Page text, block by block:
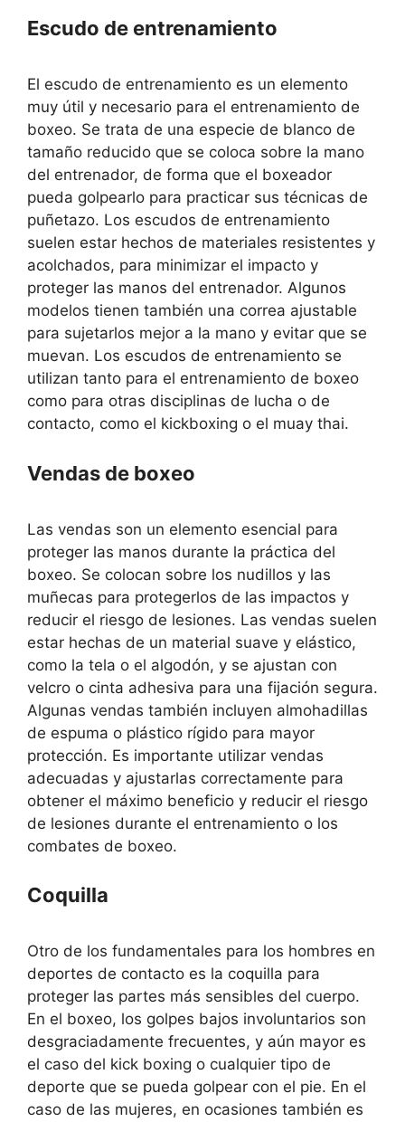
Escudo de entrenamiento
El escudo de entrenamiento es un elemento
muy útil y necesario para el entrenamiento de
boxeo. Se trata de una especie de blanco de
tamaño reducido que se coloca sobre la mano
del entrenador, de forma que el boxeador
pueda golpearlo para practicar sus técnicas de
puñetazo. Los escudos de entrenamiento
suelen estar hechos de materiales resistentes y
acolchados, para minimizar el impacto y
proteger las manos del entrenador. Algunos
modelos tienen también una correa ajustable
para sujetarlos mejor a la mano y evitar que se
muevan. Los escudos de entrenamiento se
utilizan tanto para el entrenamiento de boxeo
como para otras disciplinas de lucha o de
contacto, como el kickboxing o el muay thai.
Vendas de boxeo
Las vendas son un elemento esencial para
proteger las manos durante la práctica del
boxeo. Se colocan sobre los nudillos y las
muñecas para protegerlos de las impactos y
reducir el riesgo de lesiones. Las vendas suelen
estar hechas de un material suave y elástico,
como la tela o el algodón, y se ajustan con
velcro o cinta adhesiva para una fijación segura.
Algunas vendas también incluyen almohadillas
de espuma o plástico rígido para mayor
protección. Es importante utilizar vendas
adecuadas y ajustarlas correctamente para
obtener el máximo beneficio y reducir el riesgo
de lesiones durante el entrenamiento o los
combates de boxeo.
Coquilla
Otro de los fundamentales para los hombres en
deportes de contacto es la coquilla para
proteger las partes más sensibles del cuerpo.
En el boxeo, los golpes bajos involuntarios son
desgraciadamente frecuentes, y aún mayor es
el caso del kick boxing o cualquier tipo de
deporte que se pueda golpear con el pie. En el
caso de las mujeres, en ocasiones también es